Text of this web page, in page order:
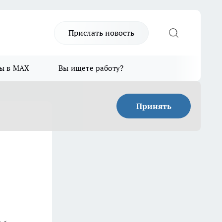
Прислать новость
в MAX Вы ищете работу?
Принять